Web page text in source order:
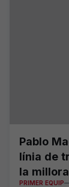
Pablo
línia de
la
PRIMER EQUIP